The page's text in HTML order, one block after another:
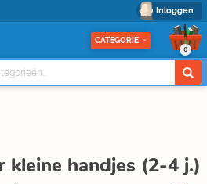
Inloggen
CATEGORIE
0
handjes (2-4 j.)